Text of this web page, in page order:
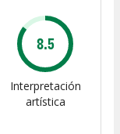
8.5
Interpretación
artística